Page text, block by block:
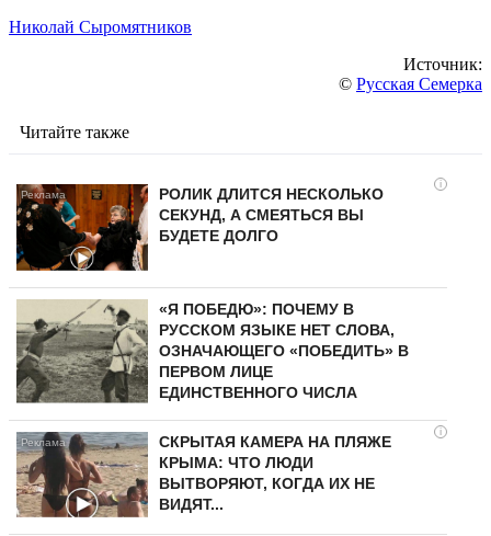
Николай Сыромятников
Источник:
© Русская Семерка
Читайте также
i
РОЛИК ДЛИТСЯ НЕСКОЛЬКО
СЕКУНД, А СМЕЯТЬСЯ ВЫ
БУДЕТЕ ДОЛГО
«Я ПОБЕДЮ»: ПОЧЕМУ В
РУССКОМ ЯЗЫКЕ НЕТ СЛОВА,
ОЗНАЧАЮЩЕГО «ПОБЕДИТЬ» В
ПЕРВОМ ЛИЦЕ
ЕДИНСТВЕННОГО ЧИСЛА
i
СКРЫТАЯ КАМЕРА НА ПЛЯЖЕ
КРЫМА: ЧТО ЛЮДИ
ВЫТВОРЯЮТ, КОГДА ИХ НЕ
ВИДЯТ...